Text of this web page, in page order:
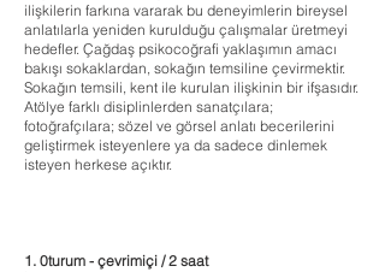
ilişkilerin farkına vararak bu deneyimlerin bireysel
anlatılarla yeniden kurulduğu çalışmalar üretmeyi
hedefler. Çağdaş psikocoğrafi yaklaşımın amacı
bakışı sokaklardan, sokağın temsiline çevirmektir.
Sokağın temsili, kent ile kurulan ilişkinin bir ifşasıdır.
Atölye farklı disiplinlerden sanatçılara;
fotoğrafçılara; sözel ve görsel anlatı becerilerini
geliştirmek isteyenlere ya da sadece dinlemek
isteyen herkese açıktır.
1. 0turum - çevrimiçi / 2 saat